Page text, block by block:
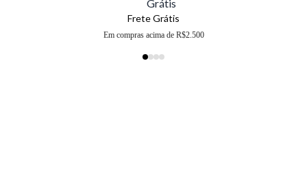
Frete Grátis
Em compras acima de R$2.500